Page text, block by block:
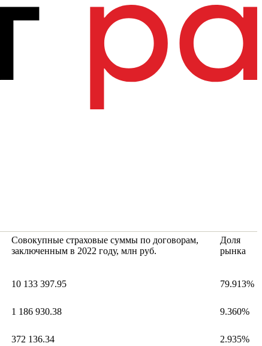
Совокупные страховые суммы по договорам,
заключенным в 2022 году, млн руб.
Доля
рынка
10 133 397.95 79.913%
1 186 930.38 9.360%
372 136.34 2.935%